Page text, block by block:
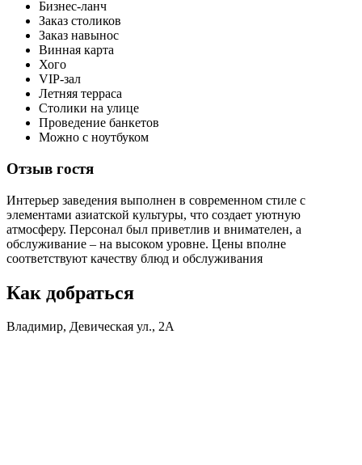
Бизнес-ланч​
Заказ столиков
​Заказ навынос​
Винная карта
​Хого
​VIP-зал​
Летняя терраса
​Столики на улице​
Проведение банкетов
​Можно с ноутбуком
Отзыв гостя
Интерьер заведения выполнен в современном стиле с
элементами азиатской культуры, что создает уютную
атмосферу. Персонал был приветлив и внимателен, а
обслуживание – на высоком уровне. Цены вполне
соответствуют качеству блюд и обслуживания
Как добраться
Владимир, Девическая ул., 2А